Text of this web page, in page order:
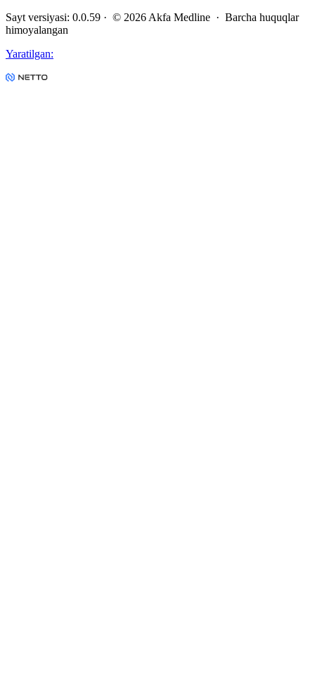
Sayt versiyasi: 0.0.59 · © 2026 Akfa Medline · Barcha huquqlar
himoyalangan
Yaratilgan: